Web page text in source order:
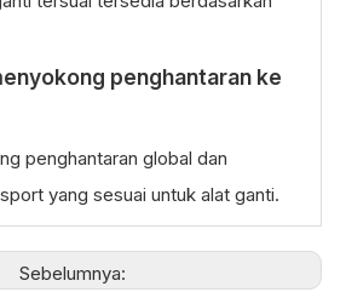
penghantaran ke
penghantaran global dan
yang sesuai untuk alat ganti.
Sebelumnya: